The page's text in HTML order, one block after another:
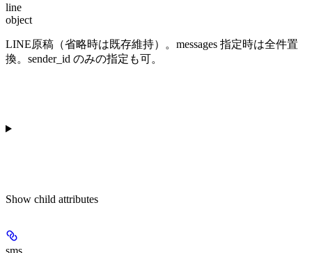
line
object
LINE原稿（省略時は既存維持）。messages 指定時は全件置
換。sender_id のみの指定も可。
Show child attributes
sms